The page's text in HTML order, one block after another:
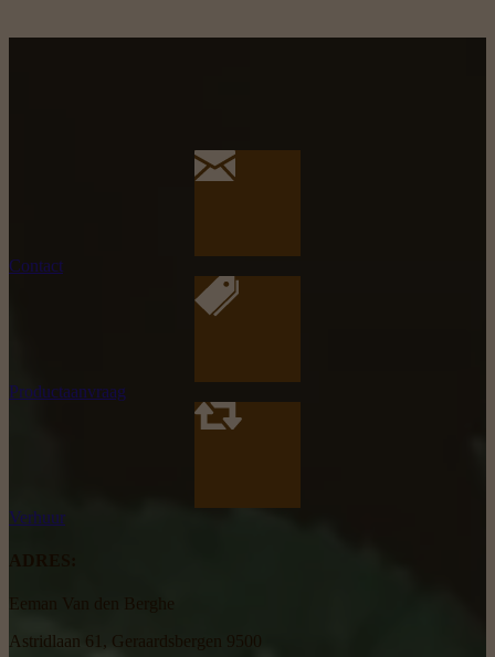
Contact
Productaanvraag
Verhuur
Astridlaan 61, Geraardsbergen 9500